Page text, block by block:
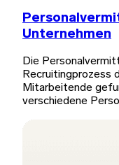
Unternehmen
Die
Recruitingprozess
Mitarbeitende
verschiedene